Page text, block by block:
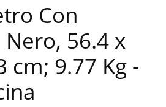
Con
‎56.4 x
cm; 9.77 Kg -